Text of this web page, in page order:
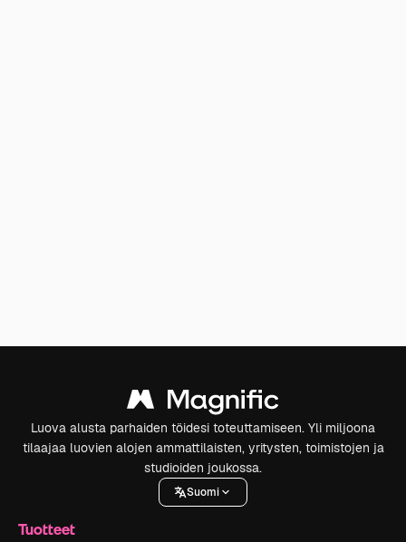
Luova alusta parhaiden töidesi toteuttamiseen. Yli miljoona
tilaajaa luovien alojen ammattilaisten, yritysten, toimistojen ja
studioiden joukossa.
Suomi
Tuotteet